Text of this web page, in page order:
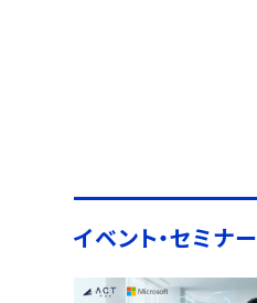
イベント・セミナー